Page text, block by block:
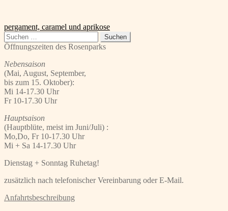
Beitragsnavigation
Vorheriger
Beitrag:
pergament, caramel und aprikose
Suchen
nach:
Öffnungszeiten des Rosenparks
Nebensaison
(Mai, August, September,
bis zum 15. Oktober):
Mi 14-17.30 Uhr
Fr 10-17.30 Uhr
Hauptsaison
(Hauptblüte, meist im Juni/Juli) :
Mo,Do, Fr 10-17.30 Uhr
Mi + Sa 14-17.30 Uhr
Dienstag + Sonntag Ruhetag!
zusätzlich nach telefonischer Vereinbarung oder E-Mail.
Anfahrtsbeschreibung